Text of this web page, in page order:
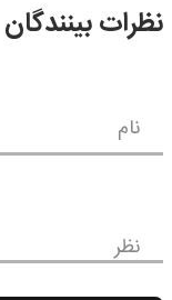
نظرات بینندگان
نام
نظر